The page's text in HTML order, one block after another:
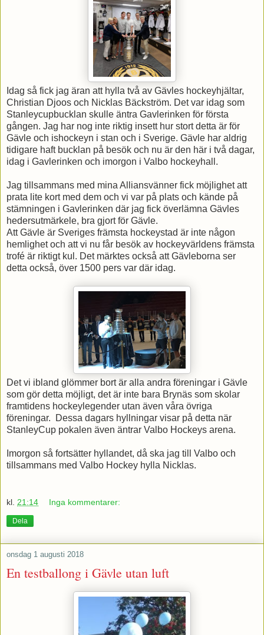
Idag så fick jag äran att hylla två av Gävles hockeyhjältar,
Christian Djoos och Nicklas Bäckström. Det var idag som
Stanleycupbucklan skulle äntra Gavlerinken för första
gången. Jag har nog inte riktig insett hur stort detta är för
Gävle och ishockeyn i stan och i Sverige. Gävle har aldrig
tidigare haft bucklan på besök och nu är den här i två dagar,
idag i Gavlerinken och imorgon i Valbo hockeyhall.
Jag tillsammans med mina Alliansvänner fick möjlighet att
prata lite kort med dem och vi var på plats och kände på
stämningen i Gavlerinken där jag fick överlämna Gävles
hedersutmärkele, bra gjort för Gävle.
Att Gävle är Sveriges främsta hockeystad är inte någon
hemlighet och att vi nu får besök av hockeyvärldens främsta
trofé är riktigt kul. Det märktes också att Gävleborna ser
detta också, över 1500 pers var där idag.
Det vi ibland glömmer bort är alla andra föreningar i Gävle
som gör detta möjligt, det är inte bara Brynäs som skolar
framtidens hockeylegender utan även våra övriga
föreningar. Dessa dagars hyllningar visar på detta när
StanleyCup pokalen även äntrar Valbo Hockeys arena.
Imorgon så fortsätter hyllandet, då ska jag till Valbo och
tillsammans med Valbo Hockey hylla Nicklas.
kl. 21:14 Inga kommentarer:
Dela
onsdag 1 augusti 2018
En testballong i Gävle utan luft